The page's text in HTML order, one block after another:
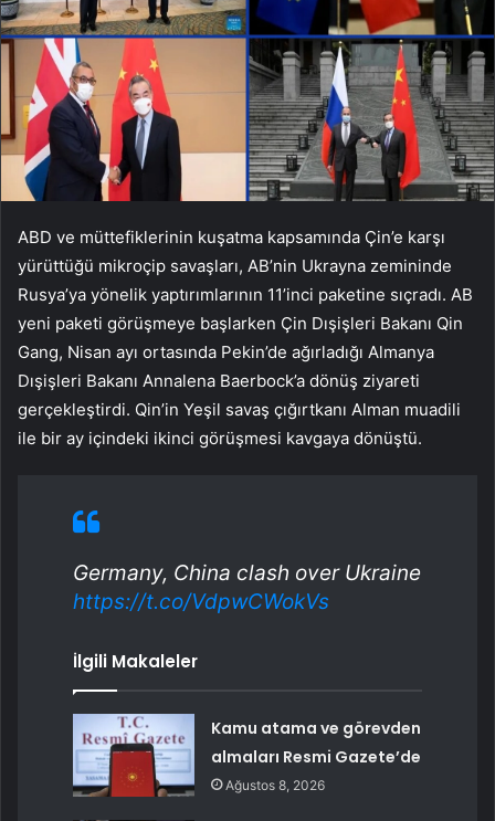
ABD ve müttefiklerinin kuşatma kapsamında Çin’e karşı
yürüttüğü mikroçip savaşları, AB’nin Ukrayna zemininde
Rusya’ya yönelik yaptırımlarının 11’inci paketine sıçradı. AB
yeni paketi görüşmeye başlarken Çin Dışişleri Bakanı Qin
Gang, Nisan ayı ortasında Pekin’de ağırladığı Almanya
Dışişleri Bakanı Annalena Baerbock’a dönüş ziyareti
gerçekleştirdi. Qin’in Yeşil savaş çığırtkanı Alman muadili
ile bir ay içindeki ikinci görüşmesi kavgaya dönüştü.
Germany, China clash over Ukraine
https://t.co/VdpwCWokVs
İlgili Makaleler
Kamu atama ve görevden
almaları Resmi Gazete’de
Ağustos 8, 2026